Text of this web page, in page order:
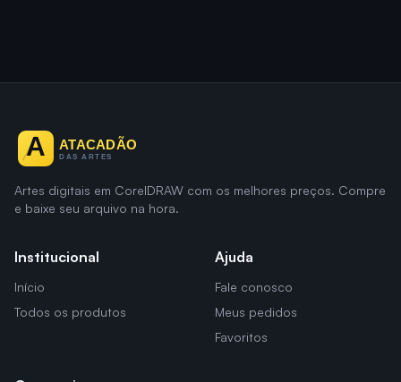
Artes digitais em CorelDRAW com os melhores preços. Compre
e baixe seu arquivo na hora.
Institucional
Início
Todos os produtos
Ajuda
Fale conosco
Meus pedidos
Favoritos